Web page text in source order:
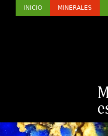
INICIO MINERALES